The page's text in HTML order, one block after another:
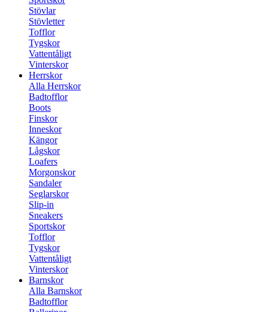
Stövlar
Stövletter
Tofflor
Tygskor
Vattentåligt
Vinterskor
Herrskor
Alla Herrskor
Badtofflor
Boots
Finskor
Inneskor
Kängor
Lågskor
Loafers
Morgonskor
Sandaler
Seglarskor
Slip-in
Sneakers
Sportskor
Tofflor
Tygskor
Vattentåligt
Vinterskor
Barnskor
Alla Barnskor
Badtofflor